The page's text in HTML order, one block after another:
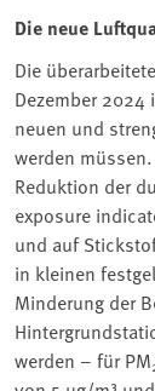
Die neue
Die
Dezember
neuen und
werden
Reduktion der
exposure
und auf
in kleinen
Minderung der
werden – für PM